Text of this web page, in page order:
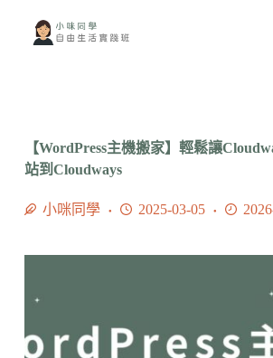
【WordPress主機搬家】輕鬆讓
站到Cloudways
小咪同學 2025-03-05